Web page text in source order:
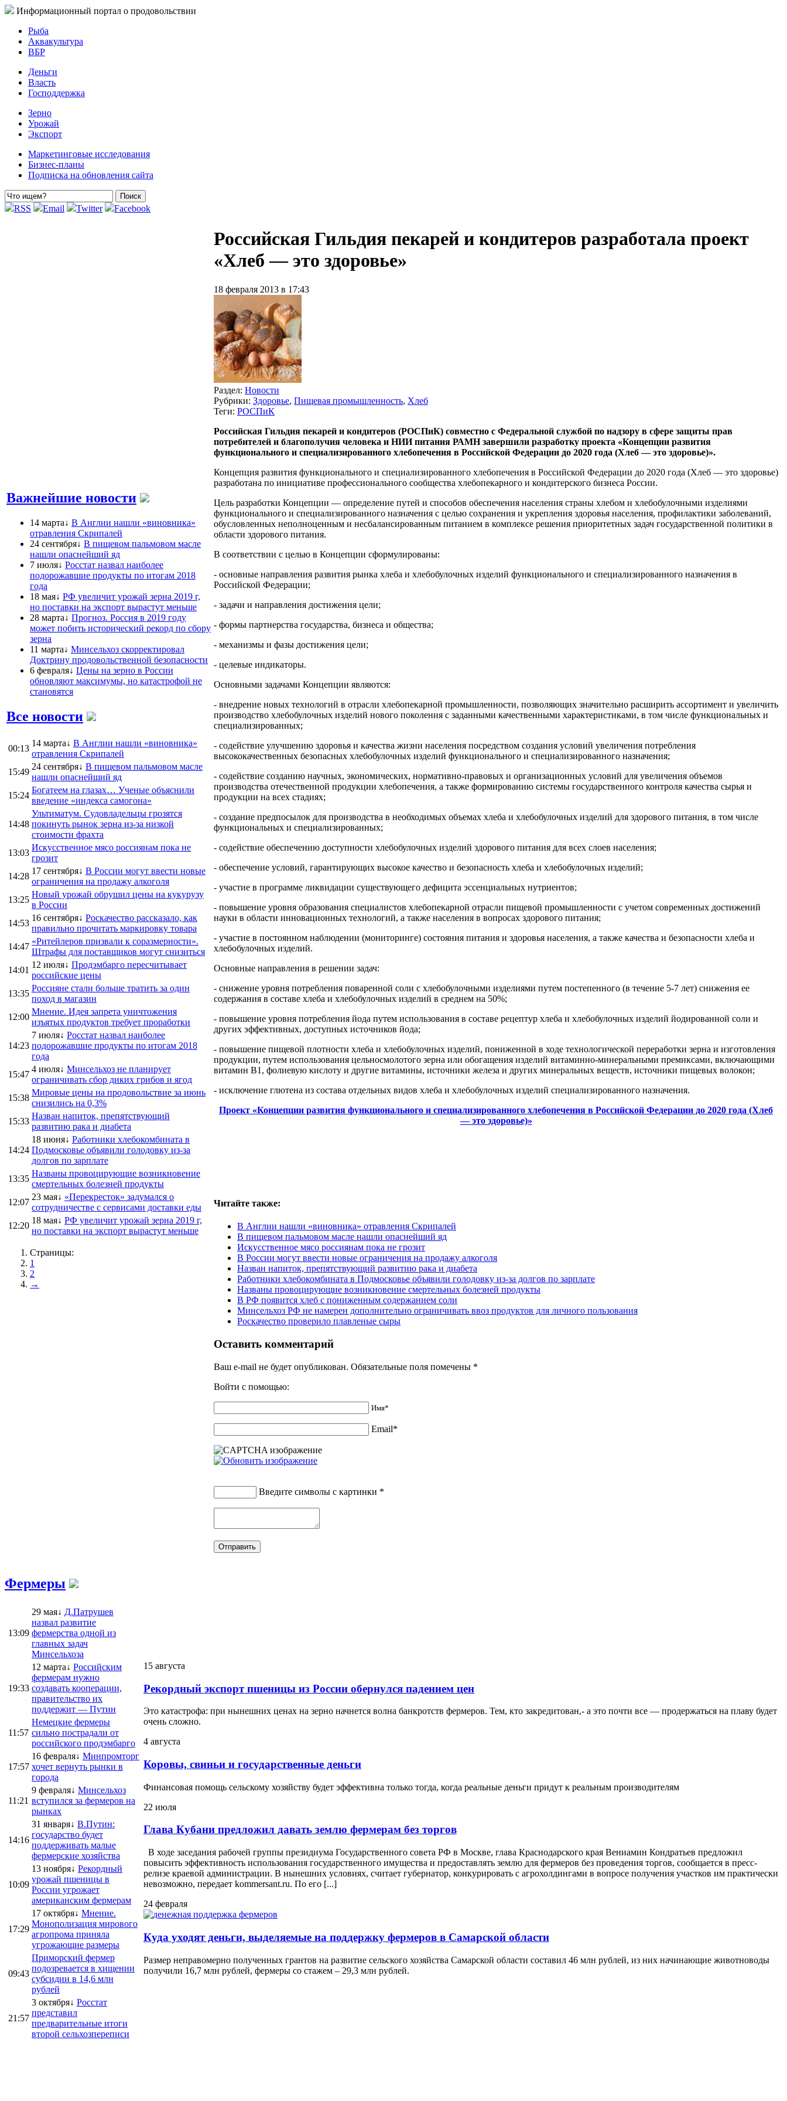
Информационный портал о продовольствии
Рыба
Аквакультура
ВБР
Деньги
Власть
Господдержка
Зерно
Урожай
Экспорт
Маркетинговые исследования
Бизнес-планы
Подписка на обновления сайта
RSS Email Twitter Facebook
Важнейшие новости
14 марта↓ В Англии нашли «виновника»
отравления Скрипалей
24 сентября↓ В пищевом пальмовом масле
нашли опаснейший яд
7 июля↓ Росстат назвал наиболее
подорожавшие продукты по итогам 2018
года
18 мая↓ РФ увеличит урожай зерна 2019 г,
но поставки на экспорт вырастут меньше
28 марта↓ Прогноз. Россия в 2019 году
может побить исторический рекорд по сбору
зерна
11 марта↓ Минсельхоз скорректировал
Доктрину продовольственной безопасности
6 февраля↓ Цены на зерно в России
обновляют максимумы, но катастрофой не
становятся
Все новости
00:13
14 марта↓ В Англии нашли «виновника»
отравления Скрипалей
15:49
24 сентября↓ В пищевом пальмовом масле
нашли опаснейший яд
15:24
Богатеем на глазах… Ученые объяснили
введение «индекса самогона»
14:48
Ультиматум. Судовладельцы грозятся
покинуть рынок зерна из-за низкой
стоимости фрахта
13:03
Искусственное мясо россиянам пока не
грозит
14:28
17 сентября↓ В России могут ввести новые
ограничения на продажу алкоголя
13:25
Новый урожай обрушил цены на кукурузу
в России
14:53
16 сентября↓ Роскачество рассказало, как
правильно прочитать маркировку товара
14:47
«Ритейлеров призвали к соразмерности».
Штрафы для поставщиков могут снизиться
14:01
12 июля↓ Продэмбарго пересчитывает
российские цены
13:35
Россияне стали больше тратить за один
поход в магазин
12:00
Мнение. Идея запрета уничтожения
изъятых продуктов требует проработки
14:23
7 июля↓ Росстат назвал наиболее
подорожавшие продукты по итогам 2018
года
15:47
4 июля↓ Минсельхоз не планирует
ограничивать сбор диких грибов и ягод
15:38
Мировые цены на продовольствие за июнь
снизились на 0,3%
15:33
Назван напиток, препятствующий
развитию рака и диабета
14:24
18 июня↓ Работники хлебокомбината в
Подмосковье объявили голодовку из-за
долгов по зарплате
13:35
Названы провоцирующие возникновение
смертельных болезней продукты
12:07
23 мая↓ «Перекресток» задумался о
сотрудничестве с сервисами доставки еды
12:20
18 мая↓ РФ увеличит урожай зерна 2019 г,
но поставки на экспорт вырастут меньше
Страницы:
1
2
→
Российская Гильдия пекарей и кондитеров разработала проект
«Хлеб — это здоровье»
18 февраля 2013 в 17:43
Раздел: Новости
Рубрики: Здоровье, Пищевая промышленность, Хлеб
Теги: РОСПиК
Российская Гильдия пекарей и кондитеров (РОСПиК) совместно с Федеральной службой по надзору в сфере защиты прав
потребителей и благополучия человека и НИИ питания РАМН завершили разработку проекта «Концепции развития
функционального и специализированного хлебопечения в Российской Федерации до 2020 года (Хлеб — это здоровье)».
Концепция развития функционального и специализированного хлебопечения в Российской Федерации до 2020 года (Хлеб — это здоровье)
разработана по инициативе профессионального сообщества хлебопекарного и кондитерского бизнеса России.
Цель разработки Концепции — определение путей и способов обеспечения населения страны хлебом и хлебобулочными изделиями
функционального и специализированного назначения с целью сохранения и укрепления здоровья населения, профилактики заболеваний,
обусловленных неполноценным и несбалансированным питанием в комплексе решения приоритетных задач государственной политики в
области здорового питания.
В соответствии с целью в Концепции сформулированы:
- основные направления развития рынка хлеба и хлебобулочных изделий функционального и специализированного назначения в
Российской Федерации;
- задачи и направления достижения цели;
- формы партнерства государства, бизнеса и общества;
- механизмы и фазы достижения цели;
- целевые индикаторы.
Основными задачами Концепции являются:
- внедрение новых технологий в отрасли хлебопекарной промышленности, позволяющих значительно расширить ассортимент и увеличить
производство хлебобулочных изделий нового поколения с заданными качественными характеристиками, в том числе функциональных и
специализированных;
- содействие улучшению здоровья и качества жизни населения посредством создания условий увеличения потребления
высококачественных безопасных хлебобулочных изделий функционального и специализированного назначения;
- содействие созданию научных, экономических, нормативно-правовых и организационных условий для увеличения объемов
производства отечественной продукции хлебопечения, а также формированию системы государственного контроля качества сырья и
продукции на всех стадиях;
- создание предпосылок для производства в необходимых объемах хлеба и хлебобулочных изделий для здорового питания, в том числе
функциональных и специализированных;
- содействие обеспечению доступности хлебобулочных изделий здорового питания для всех слоев населения;
- обеспечение условий, гарантирующих высокое качество и безопасность хлеба и хлебобулочных изделий;
- участие в программе ликвидации существующего дефицита эссенциальных нутриентов;
- повышение уровня образования специалистов хлебопекарной отрасли пищевой промышленности с учетом современных достижений
науки в области инновационных технологий, а также населения в вопросах здорового питания;
- участие в постоянном наблюдении (мониторинге) состояния питания и здоровья населения, а также качества и безопасности хлеба и
хлебобулочных изделий.
Основные направления в решении задач:
- снижение уровня потребления поваренной соли с хлебобулочными изделиями путем постепенного (в течение 5-7 лет) снижения ее
содержания в составе хлеба и хлебобулочных изделий в среднем на 50%;
- повышение уровня потребления йода путем использования в составе рецептур хлеба и хлебобулочных изделий йодированной соли и
других эффективных, доступных источников йода;
- повышение пищевой плотности хлеба и хлебобулочных изделий, пониженной в ходе технологической переработки зерна и изготовления
продукции, путем использования цельносмолотого зерна или обогащения изделий витаминно-минеральными премиксами, включающими
витамин B1, фолиевую кислоту и другие витамины, источники железа и других минеральных веществ, источники пищевых волокон;
- исключение глютена из состава отдельных видов хлеба и хлебобулочных изделий специализированного назначения.
Проект «Концепции развития функционального и специализированного хлебопечения в Российской Федерации до 2020 года (Хлеб
— это здоровье)»
Читайте также:
В Англии нашли «виновника» отравления Скрипалей
В пищевом пальмовом масле нашли опаснейший яд
Искусственное мясо россиянам пока не грозит
В России могут ввести новые ограничения на продажу алкоголя
Назван напиток, препятствующий развитию рака и диабета
Работники хлебокомбината в Подмосковье объявили голодовку из-за долгов по зарплате
Названы провоцирующие возникновение смертельных болезней продукты
В РФ появится хлеб с пониженным содержанием соли
Минсельхоз РФ не намерен дополнительно ограничивать ввоз продуктов для личного пользования
Роскачество проверило плавленые сыры
Оставить комментарий
Ваш e-mail не будет опубликован. Обязательные поля помечены *
Войти с помощью:
Имя*
Email*
Введите символы с картинки *
Фермеры
13:09
29 мая↓ Д.Патрушев
назвал развитие
фермерства одной из
главных задач
Минсельхоза
19:33
12 марта↓ Российским
фермерам нужно
создавать кооперации,
правительство их
поддержит — Путин
11:57
Немецкие фермеры
сильно пострадали от
российского продэмбарго
17:57
16 февраля↓ Минпромторг
хочет вернуть рынки в
города
11:21
9 февраля↓ Минсельхоз
вступился за фермеров на
рынках
14:16
31 января↓ В.Путин:
государство будет
поддерживать малые
фермерские хозяйства
10:09
13 ноября↓ Рекордный
урожай пшеницы в
России угрожает
американским фермерам
17:29
17 октября↓ Мнение.
Монополизация мирового
агропрома приняла
угрожающие размеры
09:43
Приморский фермер
подозревается в хищении
субсидии в 14,6 млн
рублей
21:57
3 октября↓ Росстат
представил
предварительные итоги
второй сельхозпереписи
15 августа
Рекордный экспорт пшеницы из России обернулся падением цен
Это катастрофа: при нынешних ценах на зерно начнется волна банкротств фермеров. Тем, кто закредитован,- а это почти все — продержаться на плаву будет
очень сложно.
4 августа
Коровы, свиньи и государственные деньги
Финансовая помощь сельскому хозяйству будет эффективна только тогда, когда реальные деньги придут к реальным производителям
22 июля
Глава Кубани предложил давать землю фермерам без торгов
В ходе заседания рабочей группы президиума Государственного совета РФ в Москве, глава Краснодарского края Вениамин Кондратьев предложил
повысить эффективность использования государственного имущества и предоставлять землю для фермеров без проведения торгов, сообщается в пресс-
релизе краевой администрации. В нынешних условиях, считает губернатор, конкурировать с агрохолдингами в вопросе получения участков им практически
невозможно, передает kommersant.ru. По его [...]
24 февраля
Куда уходят деньги, выделяемые на поддержку фермеров в Самарской области
Размер неправомерно полученных грантов на развитие сельского хозяйства Самарской области составил 46 млн рублей, из них начинающие животноводы
получили 16,7 млн рублей, фермеры со стажем – 29,3 млн рублей.